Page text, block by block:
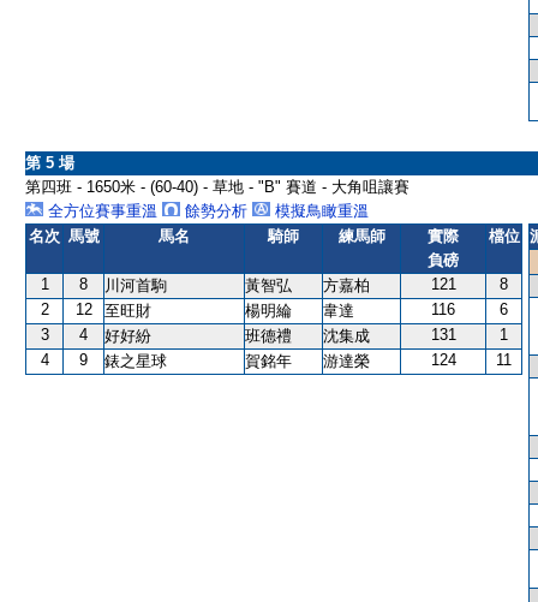
第 5 場
第四班 - 1650米 - (60-40) - 草地 - "B" 賽道 - 大角咀讓賽
全方位賽事重溫
餘勢分析
模擬鳥瞰重溫
名次 馬號 馬名 騎師 練馬師
實際
負磅
檔位
1 8 川河首駒 黃智弘 方嘉柏 121
8
2
12 至旺財 楊明綸 韋達 116
6
3
4 好好紛 班德禮 沈集成 131
1
4
9 錶之星球 賀銘年 游達榮 124 11